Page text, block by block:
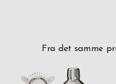
Fra det samme